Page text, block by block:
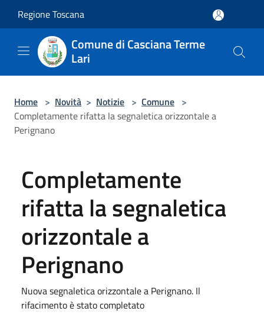
Regione Toscana
Comune di Casciana Terme
Lari
Home > Novità > Notizie > Comune >
Completamente rifatta la segnaletica orizzontale a
Perignano
Completamente
rifatta la segnaletica
orizzontale a
Perignano
Nuova segnaletica orizzontale a Perignano. Il
rifacimento è stato completato